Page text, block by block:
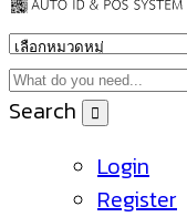
Search
Login
Register